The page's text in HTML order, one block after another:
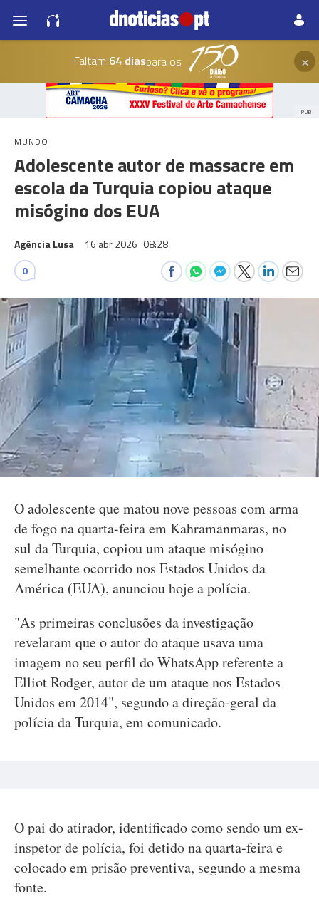
Faltam 64 diaspara os ×
PUB
MUNDO
Adolescente autor de massacre em
escola da Turquia copiou ataque
misógino dos EUA
Agência Lusa 16 abr 2026 08:28
0
O adolescente que matou nove pessoas com arma
de fogo na quarta-feira em Kahramanmaras, no
sul da Turquia, copiou um ataque misógino
semelhante ocorrido nos Estados Unidos da
América (EUA), anunciou hoje a polícia.
"As primeiras conclusões da investigação
revelaram que o autor do ataque usava uma
imagem no seu perfil do WhatsApp referente a
Elliot Rodger, autor de um ataque nos Estados
Unidos em 2014", segundo a direção-geral da
polícia da Turquia, em comunicado.
O pai do atirador, identificado como sendo um ex-
inspetor de polícia, foi detido na quarta-feira e
colocado em prisão preventiva, segundo a mesma
fonte.